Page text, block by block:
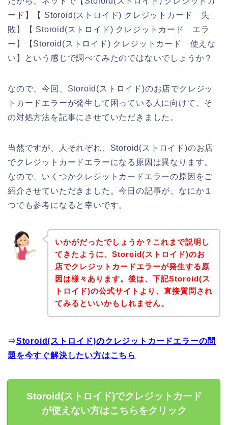
ード】【 Storoid(ストロイド) クレジットカード 失
敗】【 Storoid(ストロイド) クレジットカード エラ
ー】【Storoid(ストロイド) クレジットカード 使えな
い】という感じで調べてみたのではないでしょうか？
なので、今回、Storoid(ストロイド)のお店でクレジッ
トカードエラーが発生して困っている人に向けて、そ
の対処方法を記事にさせていただきました。
当然ですが、人それぞれ、Storoid(ストロイド)のお店
でクレジットカードエラーになる原因は異なります。
なので、いくつかクレジットカードエラーの原因をご
紹介させていただきました。今日の記事が、なにか１
つでも参考になると幸いです。
いかがだったでしょうか？これまで説明し
てきたように、Storoid(ストロイド)のお
店でクレジットカードエラーが発生する原
因は様々あります。後は、下記Storoid(ス
トロイド)の公式サイトより、直接質問され
てみるといいかもしれません。
⇒Storoid(ストロイド)のクレジットカードエラーの問
題を今すぐ解決したい方はこちら
Storoid(ストロイド)でクレジットカード
が使えない方はこちらをクリック